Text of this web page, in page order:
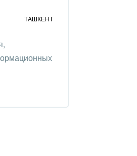
ТАШКЕНТ